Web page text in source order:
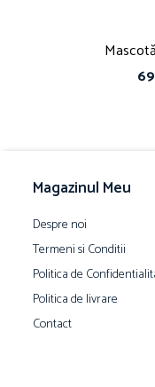
Magazinul Meu
Despre noi
Termeni si Conditii
Politica de
Politica de livrare
Contact